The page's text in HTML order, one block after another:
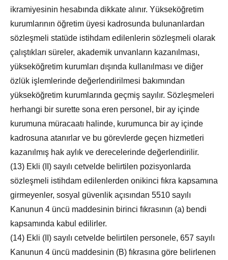
ikramiyesinin hesabında dikkate alınır. Yükseköğretim
kurumlarının öğretim üyesi kadrosunda bulunanlardan
sözleşmeli statüde istihdam edilenlerin sözleşmeli olarak
çalıştıkları süreler, akademik unvanların kazanılması,
yükseköğretim kurumları dışında kullanılması ve diğer
özlük işlemlerinde değerlendirilmesi bakımından
yükseköğretim kurumlarında geçmiş sayılır. Sözleşmeleri
herhangi bir surette sona eren personel, bir ay içinde
kurumuna müracaatı halinde, kurumunca bir ay içinde
kadrosuna atanırlar ve bu görevlerde geçen hizmetleri
kazanılmış hak aylık ve derecelerinde değerlendirilir.
(13) Ekli (II) sayılı cetvelde belirtilen pozisyonlarda
sözleşmeli istihdam edilenlerden onikinci fıkra kapsamına
girmeyenler, sosyal güvenlik açısından 5510 sayılı
Kanunun 4 üncü maddesinin birinci fıkrasının (a) bendi
kapsamında kabul edilirler.
(14) Ekli (II) sayılı cetvelde belirtilen personele, 657 sayılı
Kanunun 4 üncü maddesinin (B) fıkrasına göre belirlenen